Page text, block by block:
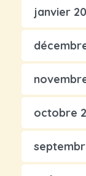
janvier
octobre